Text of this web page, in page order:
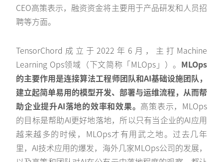
CEO高策表示，融资资金将主要用于产品研发和人员招
聘等方面。
TensorChord成立于2022年6月，主打Machine
Learning Ops领域（下文简称「MLOps」）。 MLOps
的主要作用是连接算法工程师团队和AI基础设施团队，
建立起简单易用的模型开发、部署与运维流程，从而帮
助企业提升AI落地的效率和效果。 高策表示，MLOps
的目标是帮助AI更好地落地，所以只有当企业的AI应用
越来越多的时候，MLOps才有用武之地。过去几年
里，AI技术应用的爆发，海外几家MLOps公司的发展，